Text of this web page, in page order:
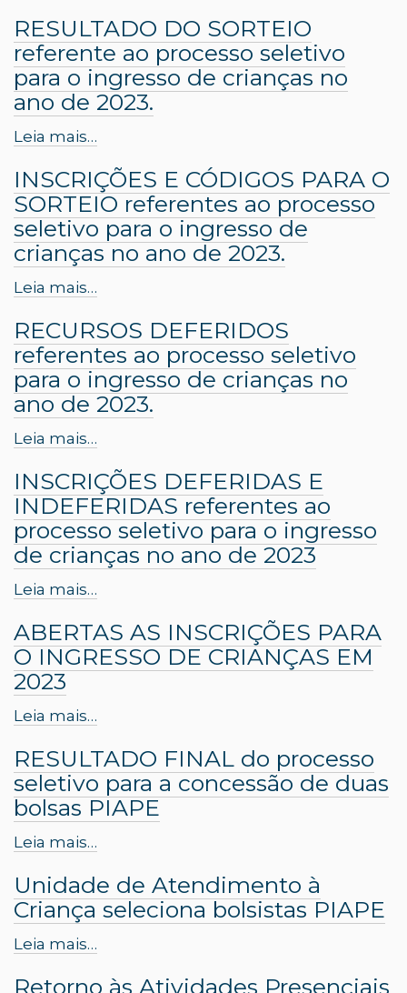
RESULTADO DO SORTEIO
referente ao processo seletivo
para o ingresso de crianças no
ano de 2023.
Leia mais…
INSCRIÇÕES E CÓDIGOS PARA O
SORTEIO referentes ao processo
seletivo para o ingresso de
crianças no ano de 2023.
Leia mais…
RECURSOS DEFERIDOS
referentes ao processo seletivo
para o ingresso de crianças no
ano de 2023.
Leia mais…
INSCRIÇÕES DEFERIDAS E
INDEFERIDAS referentes ao
processo seletivo para o ingresso
de crianças no ano de 2023
Leia mais…
ABERTAS AS INSCRIÇÕES PARA
O INGRESSO DE CRIANÇAS EM
2023
Leia mais…
RESULTADO FINAL do processo
seletivo para a concessão de duas
bolsas PIAPE
Leia mais…
Unidade de Atendimento à
Criança seleciona bolsistas PIAPE
Leia mais…
Retorno às Atividades Presenciais